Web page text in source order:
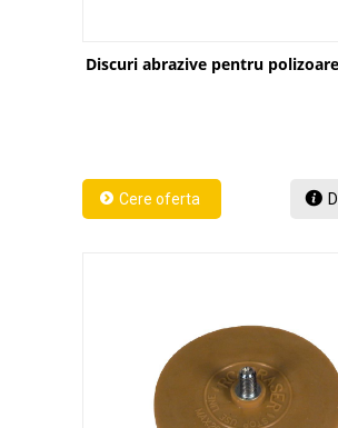
Discuri abrazive pentru